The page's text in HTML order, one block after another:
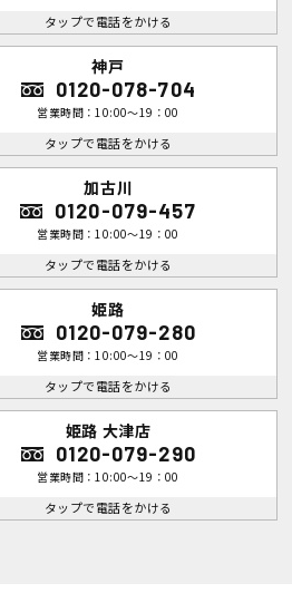
タップで電話をかける
神戸
0120-078-704
営業時間：10:00～19：00
タップで電話をかける
加古川
0120-079-457
営業時間：10:00～19：00
タップで電話をかける
姫路
0120-079-280
営業時間：10:00～19：00
タップで電話をかける
姫路 大津店
0120-079-290
営業時間：10:00～19：00
タップで電話をかける